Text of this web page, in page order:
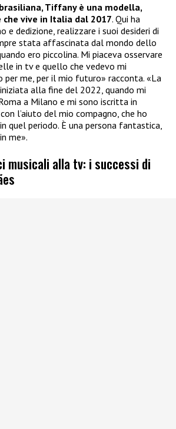
Tiffany è una modella,
vive in Italia dal 2017. Qui ha
e dedizione, realizzare i suoi desideri di
stata affascinata dal mondo dello
ero piccolina. Mi piaceva osservare
in tv e quello che vedevo mi
per me, per il mio futuro» racconta. «La
alla fine del 2022, quando mi
a Milano e mi sono iscritta in
l’aiuto del mio compagno, che ho
quel periodo. È una persona fantastica,
me».
musicali alla tv: i successi di